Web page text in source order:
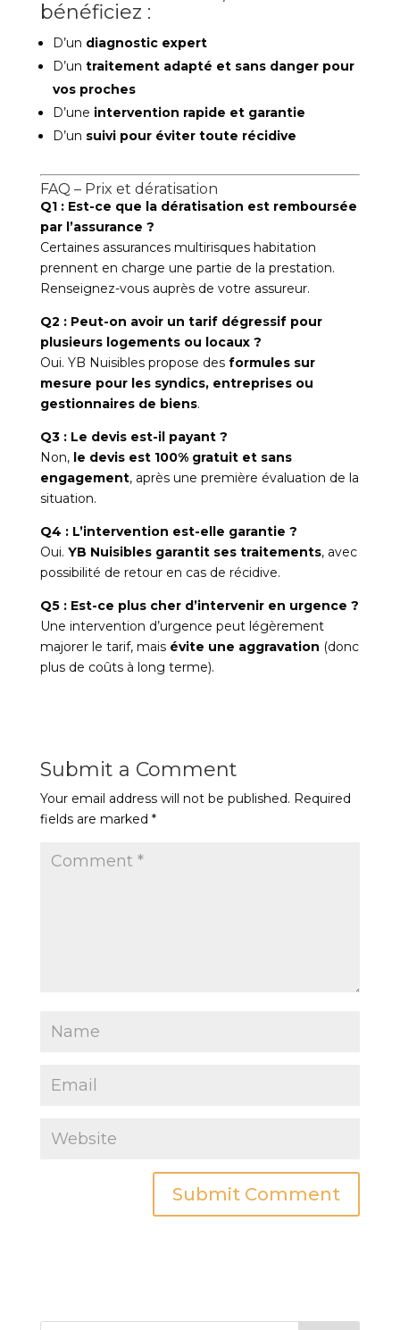
bénéficiez :
D’un diagnostic expert
D’un traitement adapté et sans danger pour
vos proches
D’une intervention rapide et garantie
D’un suivi pour éviter toute récidive
FAQ – Prix et dératisation
Q1 : Est-ce que la dératisation est remboursée
par l’assurance ?
Certaines assurances multirisques habitation
prennent en charge une partie de la prestation.
Renseignez-vous auprès de votre assureur.
Q2 : Peut-on avoir un tarif dégressif pour
plusieurs logements ou locaux ?
Oui. YB Nuisibles propose des formules sur
mesure pour les syndics, entreprises ou
gestionnaires de biens.
Q3 : Le devis est-il payant ?
Non, le devis est 100% gratuit et sans
engagement, après une première évaluation de la
situation.
Q4 : L’intervention est-elle garantie ?
Oui. YB Nuisibles garantit ses traitements, avec
possibilité de retour en cas de récidive.
Q5 : Est-ce plus cher d’intervenir en urgence ?
Une intervention d’urgence peut légèrement
majorer le tarif, mais évite une aggravation (donc
plus de coûts à long terme).
Submit a Comment
Your email address will not be published. Required
fields are marked *